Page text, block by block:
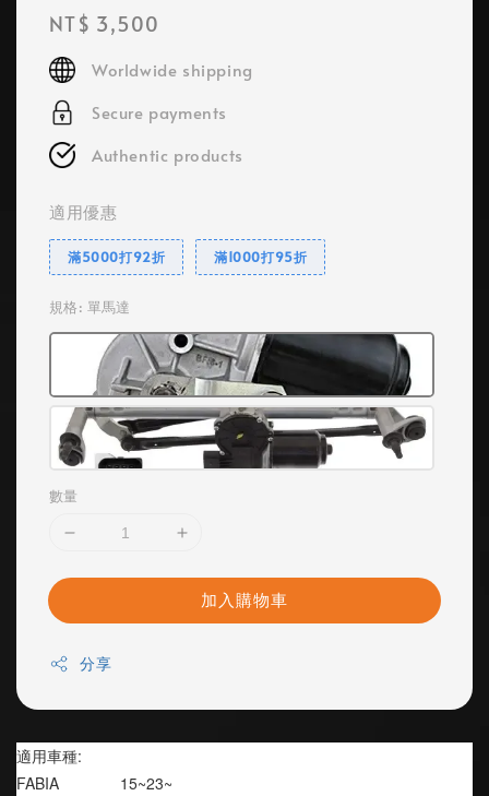
Regular
price
NT$ 3,500
Worldwide shipping
Secure payments
Authentic products
適用優惠
滿5000打92折 滿1000打95折
規格: 單馬達
數量
加入購物車
分享
適用車種:
FABIA              15~23~